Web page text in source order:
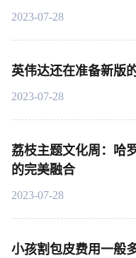
2023-07-28
英伟达还在准备新版
2023-07-28
荔枝主题文化周：哈
的完美融合
2023-07-28
小孩割包皮费用一般